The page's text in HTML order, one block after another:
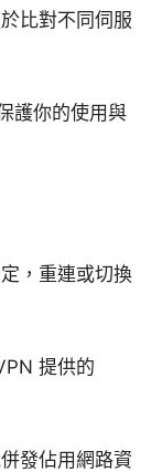
比對不同伺服
護你的使用與
，重連或切換
提供的
發佔用網路資